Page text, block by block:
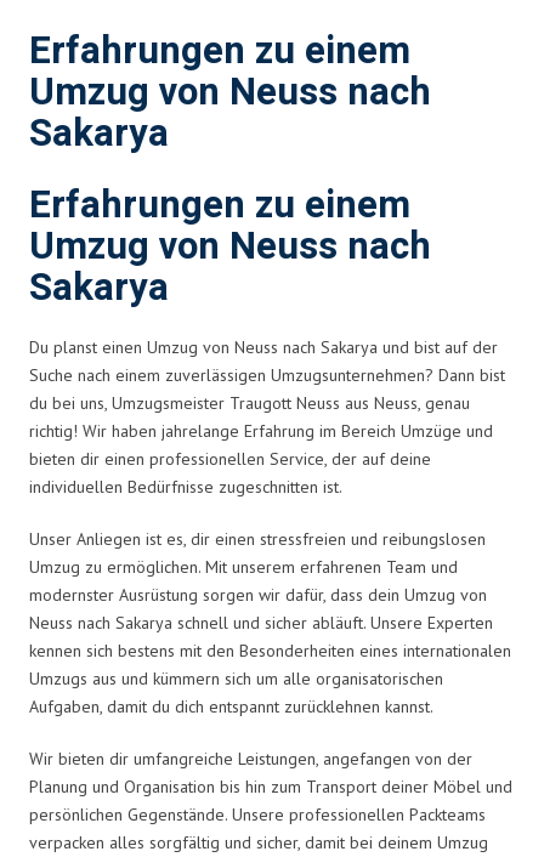
Erfahrungen zu einem
Umzug von Neuss nach
Sakarya
Erfahrungen zu einem
Umzug von Neuss nach
Sakarya
Du planst einen Umzug von Neuss nach Sakarya und bist auf der
Suche nach einem zuverlässigen Umzugsunternehmen? Dann bist
du bei uns, Umzugsmeister Traugott Neuss aus Neuss, genau
richtig! Wir haben jahrelange Erfahrung im Bereich Umzüge und
bieten dir einen professionellen Service, der auf deine
individuellen Bedürfnisse zugeschnitten ist.
Unser Anliegen ist es, dir einen stressfreien und reibungslosen
Umzug zu ermöglichen. Mit unserem erfahrenen Team und
modernster Ausrüstung sorgen wir dafür, dass dein Umzug von
Neuss nach Sakarya schnell und sicher abläuft. Unsere Experten
kennen sich bestens mit den Besonderheiten eines internationalen
Umzugs aus und kümmern sich um alle organisatorischen
Aufgaben, damit du dich entspannt zurücklehnen kannst.
Wir bieten dir umfangreiche Leistungen, angefangen von der
Planung und Organisation bis hin zum Transport deiner Möbel und
persönlichen Gegenstände. Unsere professionellen Packteams
verpacken alles sorgfältig und sicher, damit bei deinem Umzug